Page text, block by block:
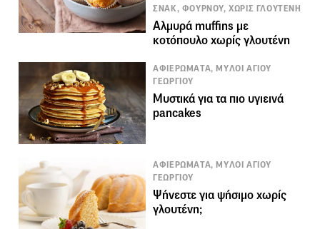
ΣΝΑΚ, ΦΟΥΡΝΟΥ, ΧΩΡΙΣ ΓΛΟΥΤΕΝΗ
Αλμυρά muffins με
κοτόπουλο χωρίς γλουτένη
ΑΦΙΕΡΩΜΑΤΑ, ΜΥΛΟΙ ΑΓΙΟΥ
ΓΕΩΡΓΙΟΥ
Μυστικά για τα πιο υγιεινά
pancakes
ΑΦΙΕΡΩΜΑΤΑ, ΜΥΛΟΙ ΑΓΙΟΥ
ΓΕΩΡΓΙΟΥ
Ψήνεστε για ψήσιμο χωρίς
γλουτένη;